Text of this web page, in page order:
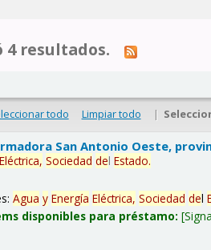
4 resultados.
todo Limpiar todo |
San Antonio Oeste,
Eléctrica, Sociedad delEstado.
Agua y Energía Eléctrica, Sociedad del
disponibles para préstamo: